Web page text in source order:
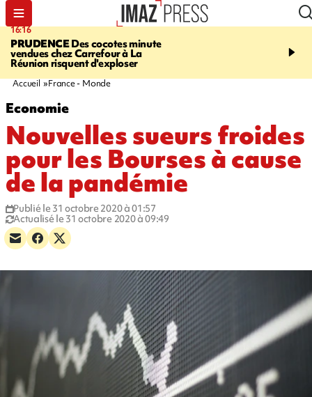
16:16
PRUDENCEDes cocotes minute
vendues chez Carrefour à La
Réunion risquent d'exploser
20:06
l'Asie, mort d'une
Accueil France - Monde
Economie
Nouvelles sueurs froides
pour les Bourses à cause
de la pandémie
Publié le 31 octobre 2020 à 01:57
Actualisé le 31 octobre 2020 à 09:49